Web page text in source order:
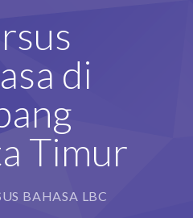
di
Timur
BAHASA LBC